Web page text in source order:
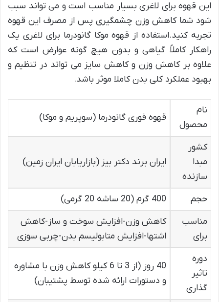
این قهوه برای لاغری بسیار مناسب است و می تواند سبب
شود شما کاهش وزن چشمگیری پس از مصرف این قهوه
تجربه کنید.استفاده از قهوه موکا گانودرما برای لاغری یک
راهکار کاملاً گیاهی و بدون هیچ گونه عوارض است که
علاوه بر کاهش وزن و کاهش سایز می تواند در تنظیم و
بهبود عملکرد کلی بدن کاملا موثر باشد.
نام
محصول
قهوه فوری گانودرما (سوپریم و موکا)
کشور
مبدا
سازنده
ایران برند دکتر بیز (بازاریابان ایران زمین)
حجم
400 گرم (20 ساشه 20 گرمی)
مناسب
برای
کاهش وزن-افزایش سوخت و ساز-کاهش
اشتها-افزایش متابولیسم بدن-چربی سوزی
دوره
تاثیر
گذاری
40 روز (از 3 تا 6 کیلو کاهش وزن با مشاوره
و دستورات ارائه شده توسط پشتیبان)